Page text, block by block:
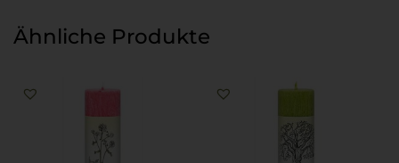
Ähnliche Produkte